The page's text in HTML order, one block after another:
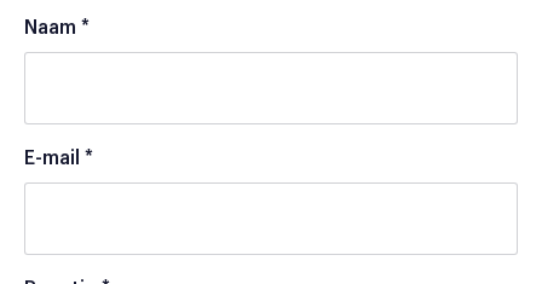
Naam *
E-mail *